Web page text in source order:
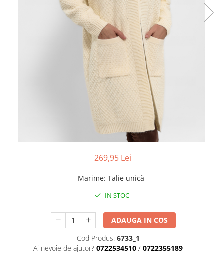
269,95 Lei
Marime: Talie unică
IN STOC
ADAUGA IN COS
Cod Produs: 6733_1
Ai nevoie de ajutor? 0722534510 / 0722355189